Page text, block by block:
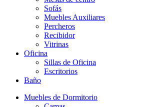
Sofás
Muebles Auxiliares
Percheros
Recibidor
Vitrinas
Oficina
Sillas de Oficina
Escritorios
Baño
Muebles de Dormitorio